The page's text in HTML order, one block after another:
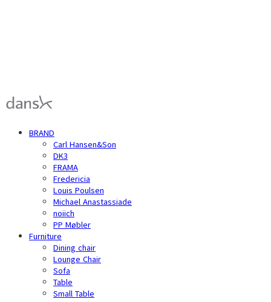
BRAND
Carl Hansen&Son
DK3
FRAMA
Fredericia
Louis Poulsen
Michael Anastassiade
noiich
PP Møbler
Furniture
Dining chair
Lounge Chair
Sofa
Table
Small Table